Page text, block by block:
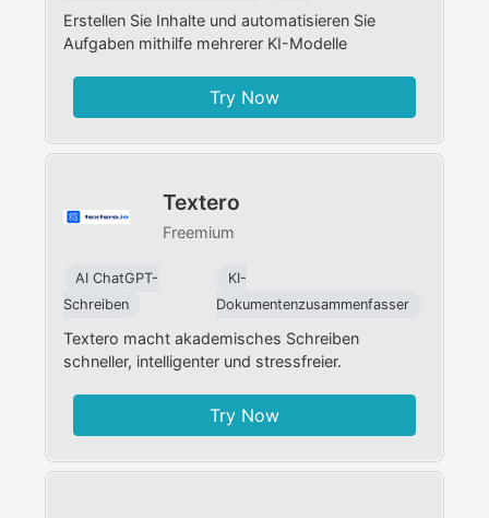
Erstellen Sie Inhalte und automatisieren Sie
Aufgaben mithilfe mehrerer KI-Modelle
Try Now
Textero
Freemium
AI ChatGPT-
Schreiben
KI-
Dokumentenzusammenfasser
Textero macht akademisches Schreiben
schneller, intelligenter und stressfreier.
Try Now